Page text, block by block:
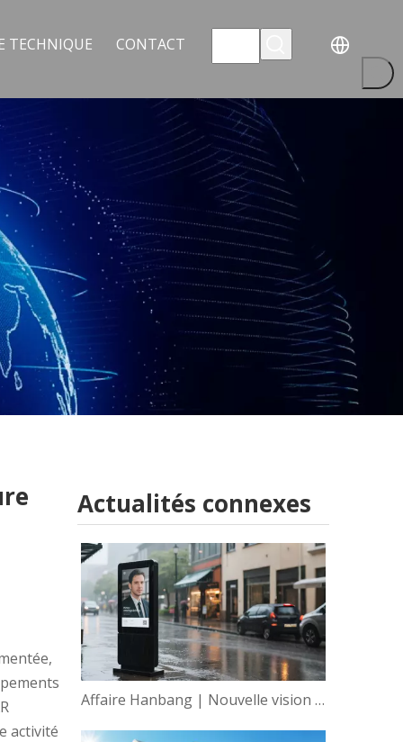
TECHNIQUE CONTACT
activité
Actualités connexes
Affaire Hanbang | Nouvelle vision de la sagesse et autonomisation mondiale de la technologie d'affichage intelligent de Hanbang